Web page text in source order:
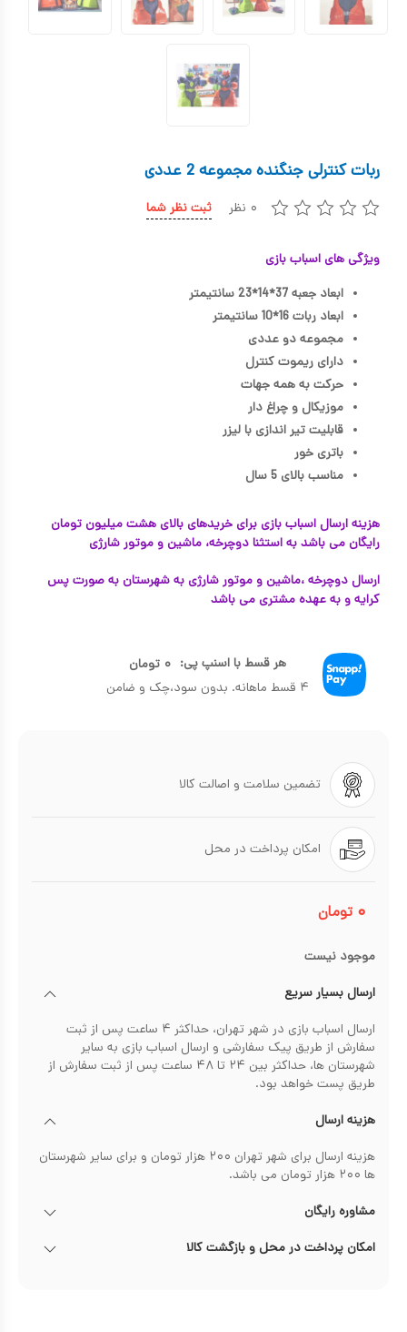
کیف و کوله پشتی
اسباب بازی علمی
اسباب بازی مشاغل
اتاق کودکربات کنترلی جنگنده مجموعه 2 عددی
۰ نظر ثبت نظر شما
ویژگی های اسباب بازی
ابعاد جعبه 37*14*23 سانتیمتر
ابعاد ربات 16*10 سانتیمتر
مجموعه دو عددی
دارای ریموت کنترل
حرکت به همه جهات
موزیکال و چراغ دار
قابلیت تیر اندازی با لیزر
باتری خور
مناسب بالای 5 سال
هزینه ارسال اسباب بازی برای خریدهای بالای هشت میلیون تومان
رایگان می باشد به استثنا دوچرخه، ماشین و موتور شارژی
ارسال دوچرخه ،ماشین و موتور شارژی به شهرستان به صورت پس
کرایه و به عهده مشتری می باشد
هر قسط با اسنپ پی: ۰ تومان
۴ قسط ماهانه. بدون سود،چک و ضامن
تضمین سلامت و اصالت کالا
امکان پرداخت در محل
۰ تومان
موجود نیست
ارسال بسیار سریع
ارسال اسباب بازی در شهر تهران، حداکثر ۴ ساعت پس از ثبت
سفارش از طریق پیک سفارشی و ارسال اسباب بازی به سایر
شهرستان ها، حداکثر بین ۲۴ تا ۴۸ ساعت پس از ثبت سفارش از
طریق پست خواهد بود.
هزینه ارسال
هزینه ارسال برای شهر تهران ۲۰۰ هزار تومان و برای سایر شهرستان
ها ۲۰۰ هزار تومان می باشد.
مشاوره رایگان
امکان پرداخت در محل و بازگشت کالا